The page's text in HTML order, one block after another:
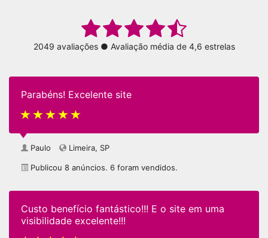
2049 avaliações ● Avaliação média de 4,6 estrelas
Parabéns! Excelente site
Paulo Limeira, SP
Publicou 8 anúncios. 6 foram vendidos.
Custo benefício fantástico!!! E o site em uma
visibilidade excelente!!!